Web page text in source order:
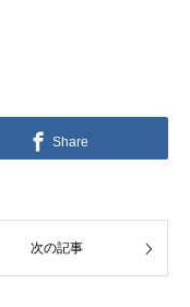
Share
次の記事